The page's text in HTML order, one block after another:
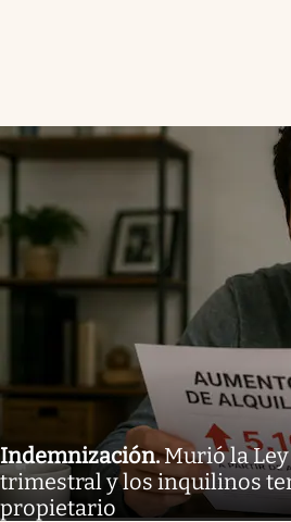
Indemnización.Murió la
trimestral y los inquilinos
propietario